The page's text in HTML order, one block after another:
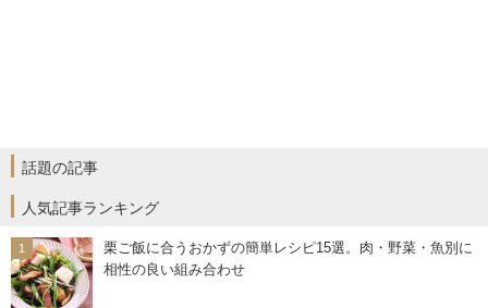
話題の記事
人気記事ランキング
栗ご飯に合うおかずの簡単レシピ15選。肉・野菜・魚別に
相性の良い組み合わせ